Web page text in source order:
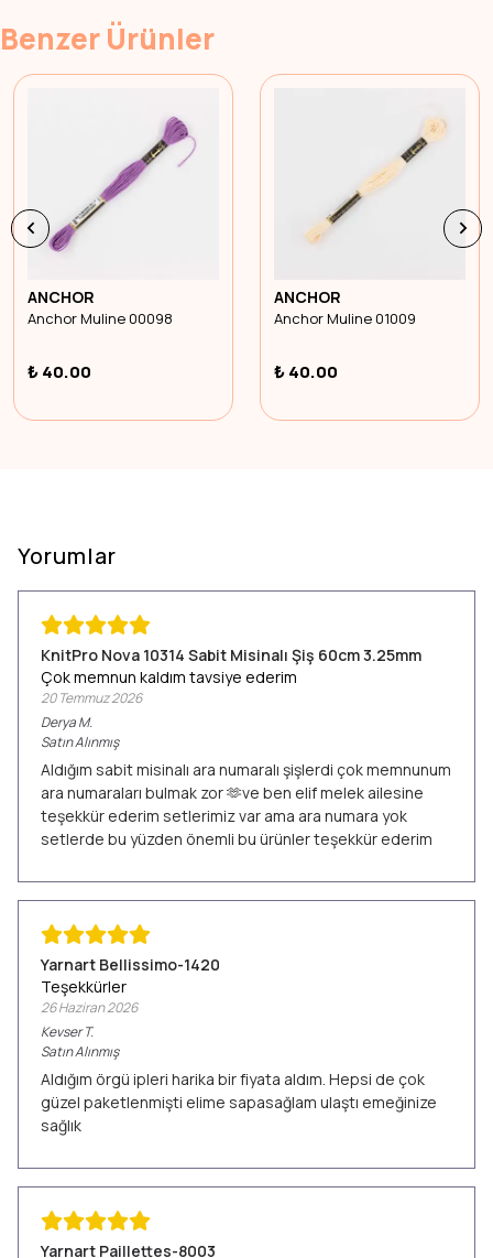
Benzer Ürünler
ANCHOR
Anchor Muline 00098
₺ 40.00
ANCHOR
Anchor Muline 01009
₺ 40.00
Yorumlar
KnitPro Nova 10314 Sabit Misinalı Şiş 60cm 3.25mm
Çok memnun kaldım tavsiye ederim
20 Temmuz 2026
DeryaM.
Satın Alınmış
Aldığım sabit misinalı ara numaralı şişlerdi çok memnunum
ara numaraları bulmak zor 🫶ve ben elif melek ailesine
teşekkür ederim setlerimiz var ama ara numara yok
setlerde bu yüzden önemli bu ürünler teşekkür ederim
Yarnart Bellissimo-1420
Teşekkürler
26 Haziran 2026
Kevser T.
Satın Alınmış
Aldığım örgü ipleri harika bir fiyata aldım. Hepsi de çok
güzel paketlenmişti elime sapasağlam ulaştı emeğinize
sağlık
Yarnart Paillettes-8003